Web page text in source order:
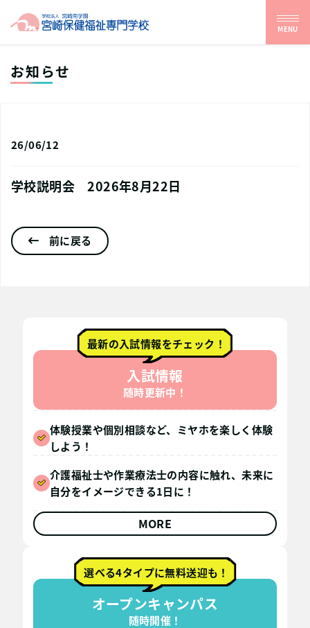
MENU
お知らせ
26/06/12
学校説明会 2026年8月22日
前に戻る
最新の入試情報をチェック！
入試情報
随時更新中！
体験授業や個別相談など、ミヤホを楽しく体験
しよう！
介護福祉士や作業療法士の内容に触れ、未来に
自分をイメージできる1日に！
MORE
選べる4タイプに無料送迎も！
オープンキャンパス
随時開催！